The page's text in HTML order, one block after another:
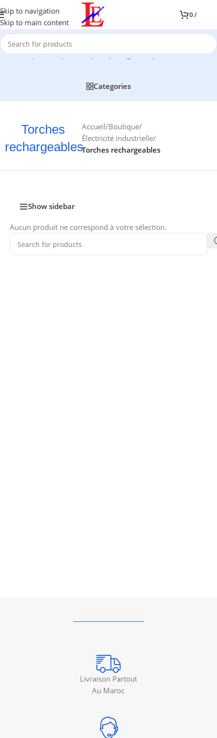
Skip to navigation
Skip to main content
0/
complète de produits pour protéger et optimiser
Categories
Torches
rechargeables
Accueil/Boutique/
Électricité industrielle/
Torches rechargeables
Show sidebar
Aucun produit ne correspond à votre sélection.
Livraison Partout
Au Maroc